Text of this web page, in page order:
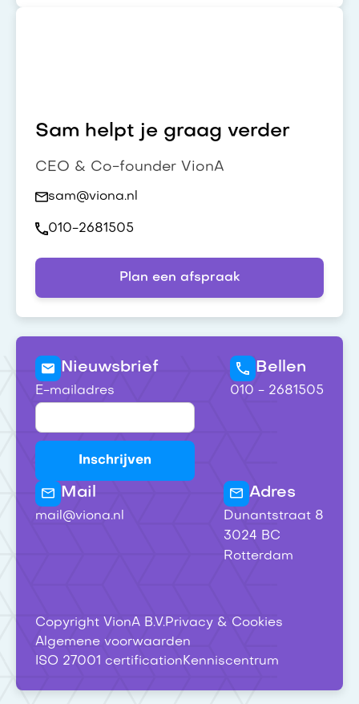
Sam helpt je graag verder
CEO & Co-founder VionA
sam@viona.nl
010-2681505
Plan een afspraak
Nieuwsbrief
E-mailadres
Bellen
010 - 2681505
Mail
mail@viona.nl
Adres
Dunantstraat 8
3024 BC
Rotterdam
Copyright VionA B.V.Privacy & Cookies
Algemene voorwaarden
ISO 27001 certificationKenniscentrum